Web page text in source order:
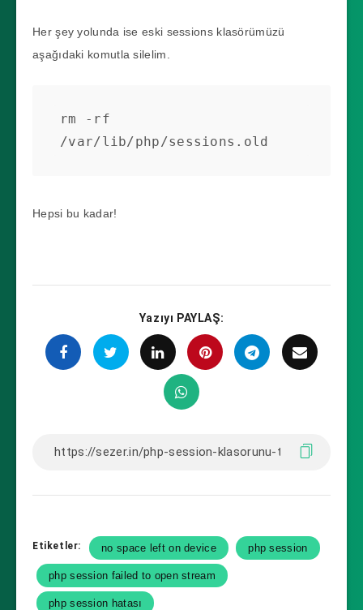
Her şey yolunda ise eski sessions klasörümüzü
aşağıdaki komutla silelim.
rm -rf
/var/lib/php/sessions.old
Hepsi bu kadar!
Yazıyı PAYLAŞ:
Etiketler: no space left on device php session
php session failed to open stream
php session hatası